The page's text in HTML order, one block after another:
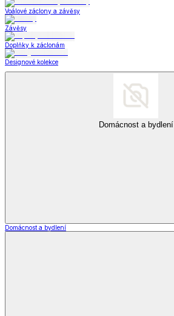
Voálové záclony a závěsy
Závěsy
Doplňky k záclonám
Designové kolekce
Domácnost a bydlení
Domácnost a bydlení